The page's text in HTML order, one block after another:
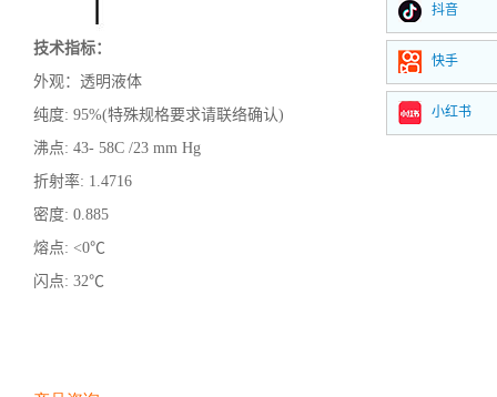
技术指标：
外观：透明液体
纯度: 95%(特殊规格要求请联络确认)
沸点: 43- 58C /23 mm Hg
折射率: 1.4716
密度: 0.885
熔点: <0℃
闪点: 32℃
抖音
快手
小红书